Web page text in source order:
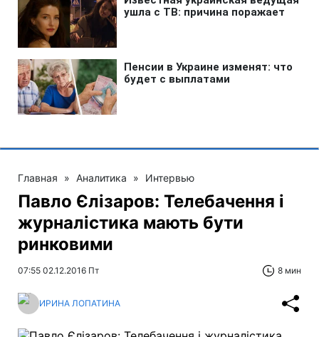
Главная » Аналитика » Интервью
Павло Єлізаров: Телебачення і
журналістика мають бути
ринковими
07:55 02.12.2016 Пт 8 мин
ИРИНА ЛОПАТИНА